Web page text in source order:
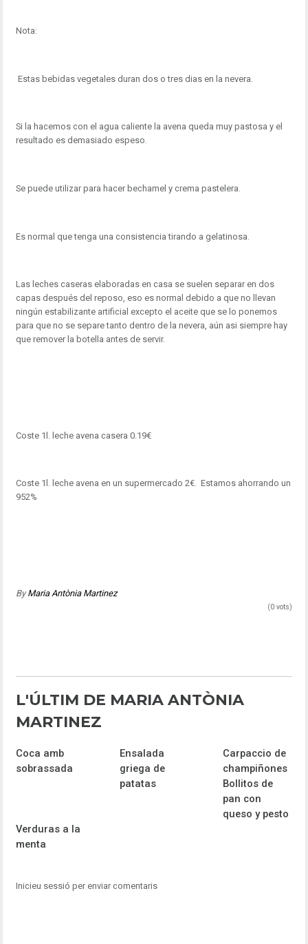
Nota:
Estas bebidas vegetales duran dos o tres dias en la nevera.
Si la hacemos con el agua caliente la avena queda muy pastosa y el
resultado es demasiado espeso.
Se puede utilizar para hacer bechamel y crema pastelera.
Es normal que tenga una consistencia tirando a gelatinosa.
Las leches caseras elaboradas en casa se suelen separar en dos
capas después del reposo, eso es normal debido a que no llevan
ningún estabilizante artificial excepto el aceite que se lo ponemos
para que no se separe tanto dentro de la nevera, aún asi siempre hay
que remover la botella antes de servir.
Coste 1l. leche avena casera 0.19€
Coste 1l. leche avena en un supermercado 2€. Estamos ahorrando un
952%
ByMaria Antònia Martinez
(0 vots)
L'ÚLTIM DE MARIA ANTÒNIA
MARTINEZ
Coca amb
sobrassada
Ensalada
griega de
patatas
Carpaccio de
champiñones
Bollitos de
pan con
queso y pesto
Verduras a la
menta
Inicieu sessió per enviar comentaris